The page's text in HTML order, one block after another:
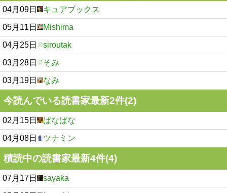
04月09日 キュアブックス
05月11日 Mishima
04月25日 siroutak
03月28日 そみ
03月19日 なみ
今読んでいる読書家最新2件(2)
02月15日 ばなばな
04月08日 ツナミン
積読中の読書家最新4件(4)
07月17日 sayaka